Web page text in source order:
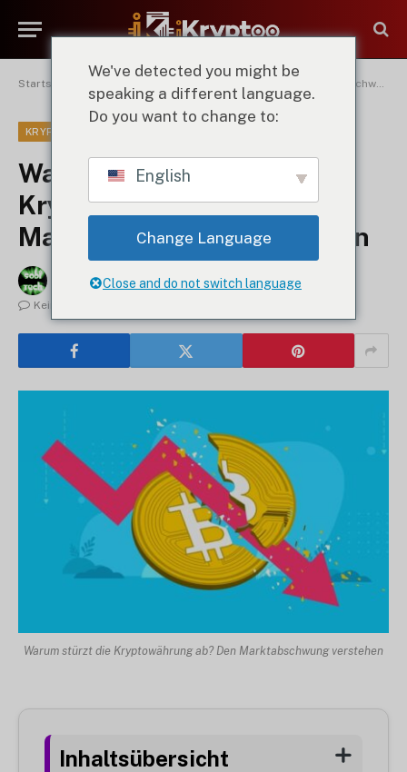
Startseite Warum stürzt die Kryptowährung ab? Den Marktabschwung verstehen
KRYPTO-EINSICHTEN
Warum stürzt die
Kryptowährung ab? Den
Marktabschwung verstehen
Sobi Technik
22. Februar 2025
Keine Kommentare
Warum stürzt die Kryptowährung ab? Den Marktabschwung verstehen
Inhaltsübersicht
We've detected you might be
speaking a different language.
Do you want to change to:
English
Change Language
Close and do not switch language